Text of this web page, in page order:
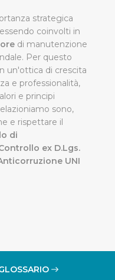
strategica
coinvolti in
di manutenzione
Per questo
un'ottica di crescita
e professionalità,
e principi
sono,
e rispettare il
di
ex D.Lgs.
UNI